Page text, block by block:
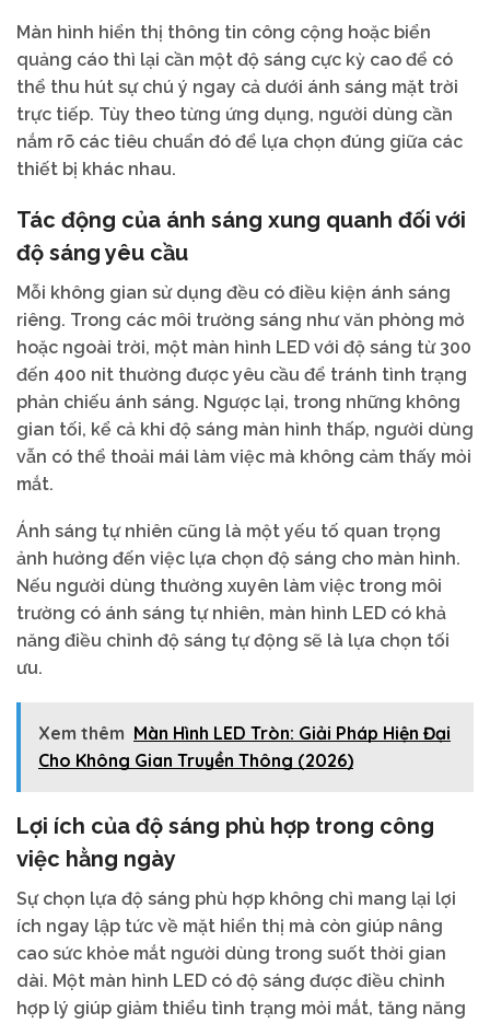
Màn hình hiển thị thông tin công cộng hoặc biển
quảng cáo thì lại cần một độ sáng cực kỳ cao để có
thể thu hút sự chú ý ngay cả dưới ánh sáng mặt trời
trực tiếp. Tùy theo từng ứng dụng, người dùng cần
nắm rõ các tiêu chuẩn đó để lựa chọn đúng giữa các
thiết bị khác nhau.
Tác động của ánh sáng xung quanh đối với
độ sáng yêu cầu
Mỗi không gian sử dụng đều có điều kiện ánh sáng
riêng. Trong các môi trường sáng như văn phòng mở
hoặc ngoài trời, một màn hình LED với độ sáng từ 300
đến 400 nit thường được yêu cầu để tránh tình trạng
phản chiếu ánh sáng. Ngược lại, trong những không
gian tối, kể cả khi độ sáng màn hình thấp, người dùng
vẫn có thể thoải mái làm việc mà không cảm thấy mỏi
mắt.
Ánh sáng tự nhiên cũng là một yếu tố quan trọng
ảnh hưởng đến việc lựa chọn độ sáng cho màn hình.
Nếu người dùng thường xuyên làm việc trong môi
trường có ánh sáng tự nhiên, màn hình LED có khả
năng điều chỉnh độ sáng tự động sẽ là lựa chọn tối
ưu.
Xem thêm Màn Hình LED Tròn: Giải Pháp Hiện Đại
Cho Không Gian Truyền Thông (2026)
Lợi ích của độ sáng phù hợp trong công
việc hằng ngày
Sự chọn lựa độ sáng phù hợp không chỉ mang lại lợi
ích ngay lập tức về mặt hiển thị mà còn giúp nâng
cao sức khỏe mắt người dùng trong suốt thời gian
dài. Một màn hình LED có độ sáng được điều chỉnh
hợp lý giúp giảm thiểu tình trạng mỏi mắt, tăng năng